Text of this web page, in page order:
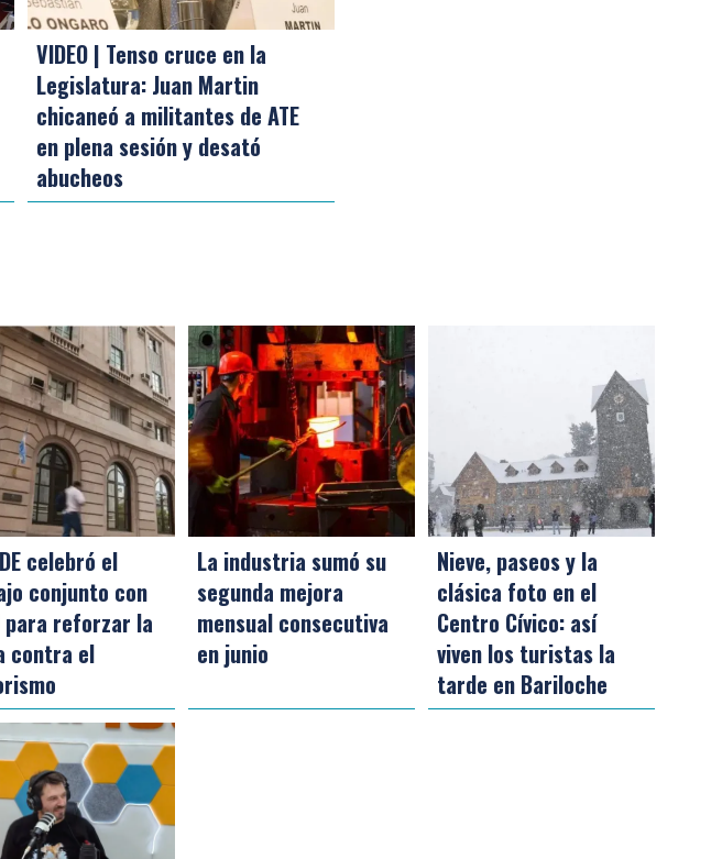
VIDEO | Tenso cruce en la
Legislatura: Juan Martin
chicaneó a militantes de ATE
en plena sesión y desató
abucheos
celebró el
conjunto con
para reforzar la
contra el
La industria sumó su
segunda mejora
mensual consecutiva
en junio
Nieve, paseos y la
clásica foto en el
Centro Cívico: así
viven los turistas la
tarde en Bariloche